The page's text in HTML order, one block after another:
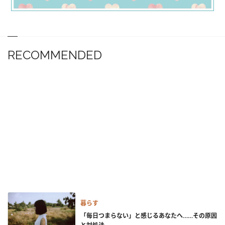
RECOMMENDED
暮らす
「毎日つまらない」と感じるあなたへ……その原因